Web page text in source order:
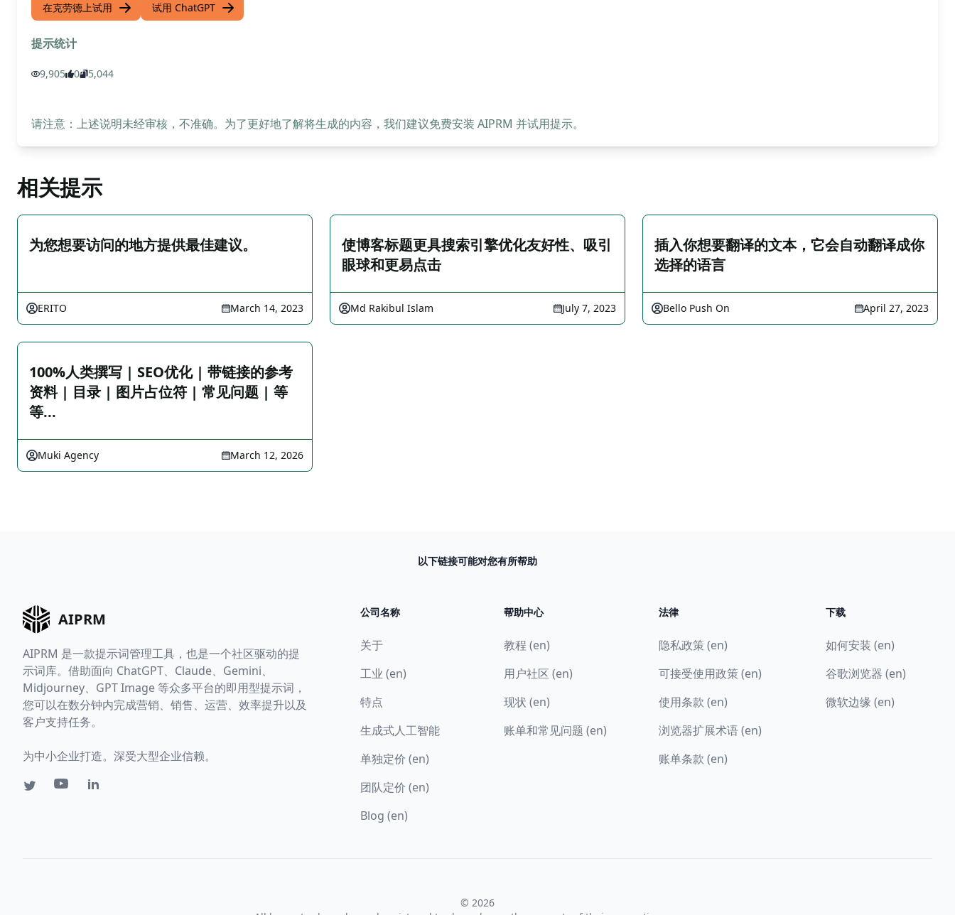
在克劳德上试用 试用 ChatGPT
提示统计
9,905 0 5,044
请注意：上述说明未经审核，不准确。为了更好地了解将生成的内容，我们建议免费安装 AIPRM 并试用提示。
相关提示
为您想要访问的地方提供最佳建议。
ERITO March 14, 2023
使博客标题更具搜索引擎优化友好性、吸引
眼球和更易点击
Md Rakibul Islam July 7, 2023
插入你想要翻译的文本，它会自动翻译成你
选择的语言
Bello Push On April 27, 2023
100%人类撰写 | SEO优化 | 带链接的参考
资料 | 目录 | 图片占位符 | 常见问题 | 等
等...
Muki Agency March 12, 2026
以下链接可能对您有所帮助
AIPRM
AIPRM 是一款提示词管理工具，也是一个社区驱动的提
示词库。借助面向 ChatGPT、Claude、Gemini、
Midjourney、GPT Image 等众多平台的即用型提示词，
您可以在数分钟内完成营销、销售、运营、效率提升以及
客户支持任务。
为中小企业打造。深受大型企业信赖。
公司名称
关于
工业 (en)
特点
生成式人工智能
单独定价 (en)
团队定价 (en)
Blog (en)
帮助中心
教程 (en)
用户社区 (en)
现状 (en)
账单和常见问题 (en)
法律
隐私政策 (en)
可接受使用政策 (en)
使用条款 (en)
浏览器扩展术语 (en)
账单条款 (en)
下载
如何安装 (en)
谷歌浏览器 (en)
微软边缘 (en)
© 2026